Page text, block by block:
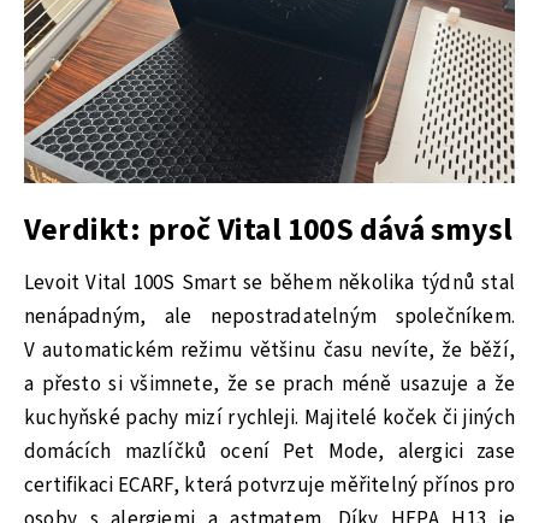
Verdikt: proč Vital 100S dává smysl
Levoit Vital 100S Smart se během několika týdnů stal
nenápadným, ale nepostradatelným společníkem.
V automatickém režimu většinu času nevíte, že běží,
a přesto si všimnete, že se prach méně usazuje a že
kuchyňské pachy mizí rychleji. Majitelé koček či jiných
domácích mazlíčků ocení Pet Mode, alergici zase
certifikaci ECARF, která potvrzuje měřitelný přínos pro